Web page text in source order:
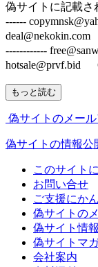
偽サイトに記載さ
------
------------
hotsale@prvf.bid
もっと読む
偽サイトのメー
偽サイトの情報公
このサイト
お問い合せ
ご支援にか
偽サイトの
偽サイト情報
偽サイトマ
会社案内